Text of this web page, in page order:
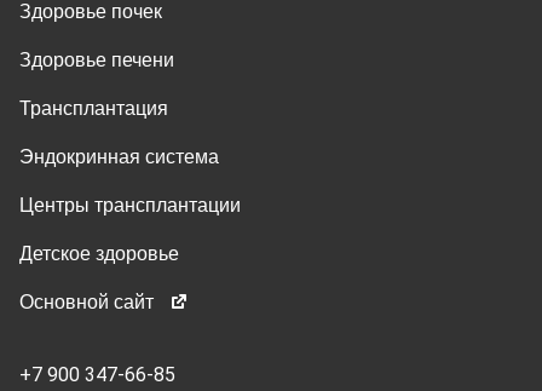
Здоровье почек
Здоровье печени
Трансплантация
Эндокринная система
Центры трансплантации
Детское здоровье
Основной сайт
+7 900 347-66-85